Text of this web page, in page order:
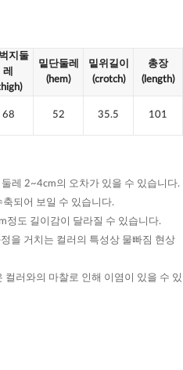
지둘
레
밑단둘레
(hem)
밑위길이
(crotch)
총장
(length)
68 52 35.5 101
레 2~4cm의 오차가 있을 수 있습니다.
되어 보일 수 있습니다.
정도 길이감이 달라질 수 있습니다.
을 거치는 컬러의 특성상 물빠짐 현상
러와의 마찰로 인해 이염이 있을 수 있